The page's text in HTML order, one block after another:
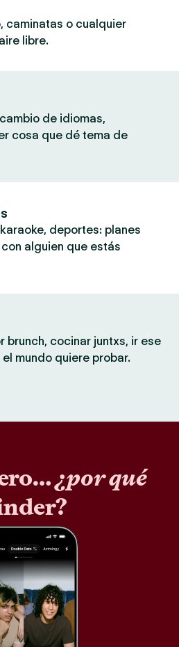
caminatas o cualquier
libre.
de idiomas,
cosa que dé tema de
deportes: planes
alguien que estás
brunch, cocinar juntxs, ir ese
mundo quiere probar.
¿por qué